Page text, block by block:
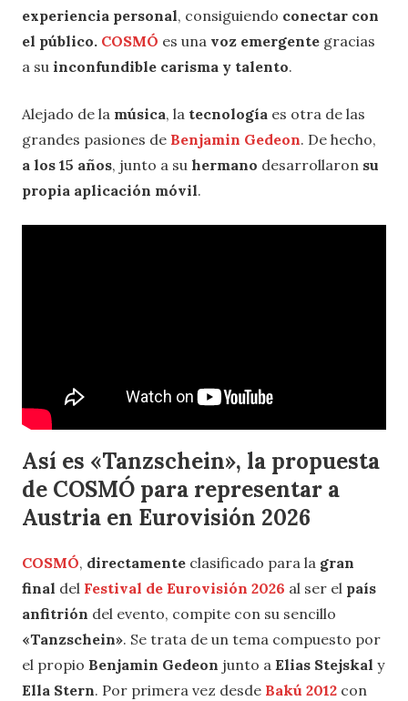
experiencia personal, consiguiendo conectar con
el público. COSMÓ es una voz emergente gracias
a su inconfundible carisma y talento.
Alejado de la música, la tecnología es otra de las
grandes pasiones de Benjamin Gedeon. De hecho,
a los 15 años, junto a su hermano desarrollaron su
propia aplicación móvil.
Así es «Tanzschein», la propuesta
de COSMÓ para representar a
Austria en Eurovisión 2026
COSMÓ, directamente clasificado para la gran
final del Festival de Eurovisión 2026 al ser el país
anfitrión del evento, compite con su sencillo
«Tanzschein». Se trata de un tema compuesto por
el propio Benjamin Gedeon junto a Elias Stejskal y
Ella Stern. Por primera vez desde Bakú 2012 con